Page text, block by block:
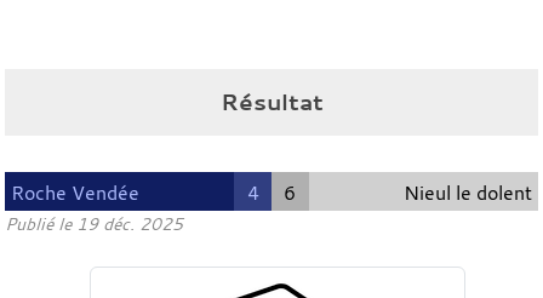
Résultat
Roche Vendée 4 6 Nieul le dolent
Publié le 19 déc. 2025